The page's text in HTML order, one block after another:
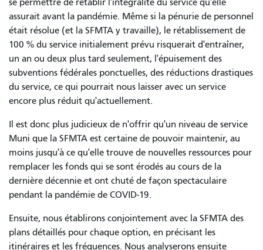
se permettre de rétablir l'intégralité du service qu'elle
assurait avant la pandémie. Même si la pénurie de personnel
était résolue (et la SFMTA y travaille), le rétablissement de
100 % du service initialement prévu risquerait d'entraîner,
un an ou deux plus tard seulement, l'épuisement des
subventions fédérales ponctuelles, des réductions drastiques
du service, ce qui pourrait nous laisser avec un service
encore plus réduit qu'actuellement.
Il est donc plus judicieux de n'offrir qu'un niveau de service
Muni que la SFMTA est certaine de pouvoir maintenir, au
moins jusqu'à ce qu'elle trouve de nouvelles ressources pour
remplacer les fonds qui se sont érodés au cours de la
dernière décennie et ont chuté de façon spectaculaire
pendant la pandémie de COVID-19.
Ensuite, nous établirons conjointement avec la SFMTA des
plans détaillés pour chaque option, en précisant les
itinéraires et les fréquences. Nous analyserons ensuite